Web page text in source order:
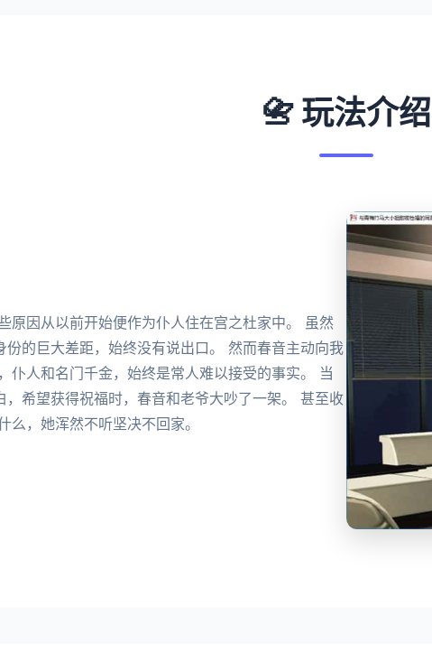
📇 玩法介绍
原因从以前开始便作为仆人住在宫之杜家中。 虽然
的巨大差距，始终没有说出口。 然而春音主动向我
仆人和名门千金，始终是常人难以接受的事实。 当
希望获得祝福时，春音和老爷大吵了一架。 甚至收
，她浑然不听坚决不回家。